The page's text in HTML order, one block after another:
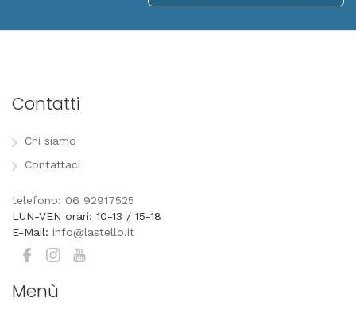
Contatti
Chi siamo
Contattaci
telefono: 06 92917525
LUN-VEN orari: 10-13 / 15-18
E-Mail: info@lastello.it
Menù